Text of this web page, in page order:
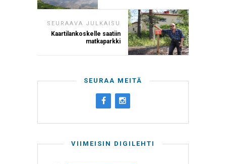
SEURAAVA JULKAISU
Kaartilankoskelle saatiin
matkaparkki
SEURAA MEITÄ
VIIMEISIN DIGILEHTI